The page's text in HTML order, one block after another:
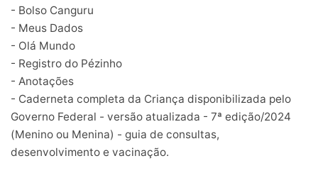
- Bolso Canguru
- Meus Dados
- Olá Mundo
- Registro do Pézinho
- Anotações
- Caderneta completa da Criança disponibilizada pelo
Governo Federal - versão atualizada - 7ª edição/2024
(Menino ou Menina) - guia de consultas,
desenvolvimento e vacinação.